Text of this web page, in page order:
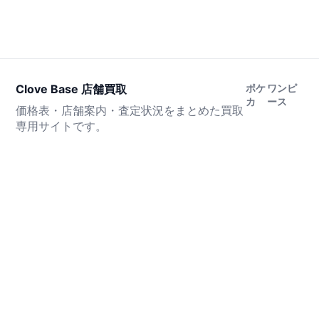
Clove Base 店舗買取
価格表・店舗案内・査定状況をまとめた買取
専用サイトです。
ポケ
カ
ワンピ
ース